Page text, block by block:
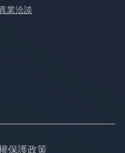
業洽談
保護政策